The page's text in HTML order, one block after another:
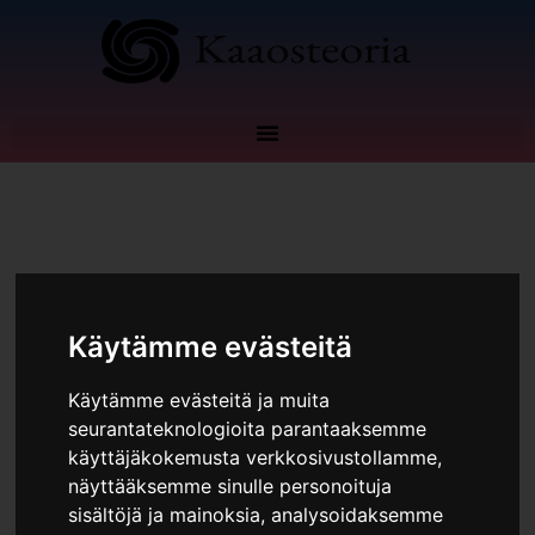
Käytämme evästeitä
Käytämme evästeitä ja muita
seurantateknologioita parantaaksemme
käyttäjäkokemusta verkkosivustollamme,
näyttääksemme sinulle personoituja
sisältöjä ja mainoksia, analysoidaksemme
Kommentoi/Blogi